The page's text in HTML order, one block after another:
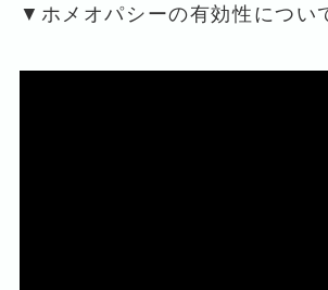
▼ホメオパシーの有効性につい